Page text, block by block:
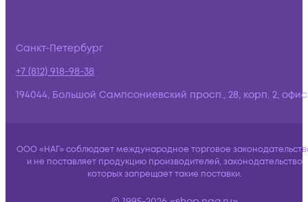
Санкт-Петербург
+7 (812) 918-98-38
194044, Большой Сампсониевский просп., 28, корп. 2,
ООО «НАГ» соблюдает международное торговое
и не поставляет продукцию производителей, законодательство
которых запрещает такие поставки.